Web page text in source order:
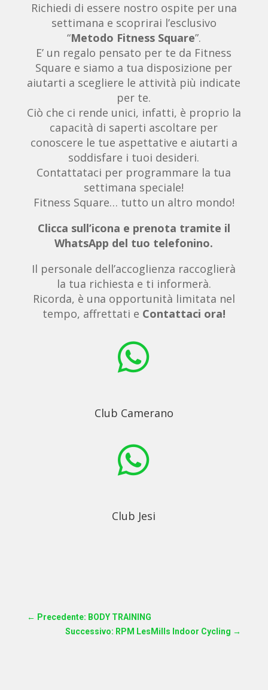
Richiedi di essere nostro ospite per una
settimana e scoprirai l’esclusivo
“Metodo Fitness Square”.
E’ un regalo pensato per te da Fitness
Square e siamo a tua disposizione per
aiutarti a scegliere le attività più indicate
per te.
Ciò che ci rende unici, infatti, è proprio la
capacità di saperti ascoltare per
conoscere le tue aspettative e aiutarti a
soddisfare i tuoi desideri.
Contattataci per programmare la tua
settimana speciale!
Fitness Square… tutto un altro mondo!
Clicca sull’icona e prenota tramite il
WhatsApp del tuo telefonino.
Il personale dell’accoglienza raccoglierà
la tua richiesta e ti informerà.
Ricorda, è una opportunità limitata nel
tempo, affrettati e Contattaci ora!

Club Camerano

Club Jesi
← Precedente: BODY TRAINING
Successivo: RPM LesMills Indoor Cycling →